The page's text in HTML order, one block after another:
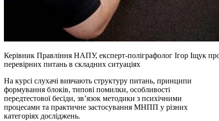
Керівник Правління НАПУ, експерт-поліграфолог Ігор Іщук
перевірних питань в складних ситуаціях
На курсі слухачі вивчають структуру питань, принципи
формування блоків, типові помилки, особливості
передтестової бесіди, зв’язок методики з психічними
процесами та практичне застосування МНПП у різних
категоріях досліджень.